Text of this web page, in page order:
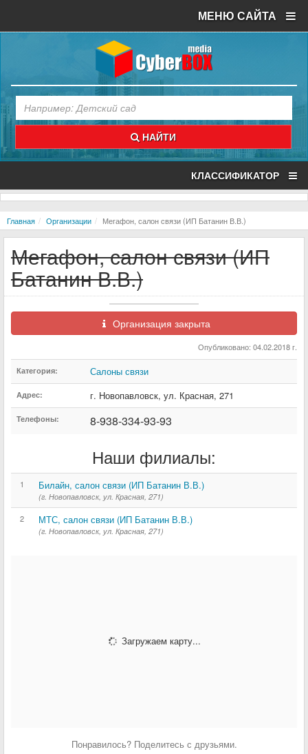
МЕНЮ САЙТА
НАЙТИ
КЛАССИФИКАТОР
Главная Организации Мегафон, салон связи (ИП Батанин В.В.)
Мегафон, салон связи (ИП
Батанин В.В.)
Организация закрыта
Опубликовано: 04.02.2018 г.
Категория: Салоны связи
Адрес: г. Новопавловск, ул. Красная, 271
Телефоны: 8-938-334-93-93
Наши филиалы:
1 Билайн, салон связи (ИП Батанин В.В.)
(г. Новопавловск, ул. Красная, 271)
2 МТС, салон связи (ИП Батанин В.В.)
(г. Новопавловск, ул. Красная, 271)
Загружаем карту...
Понравилось? Поделитесь с друзьями.